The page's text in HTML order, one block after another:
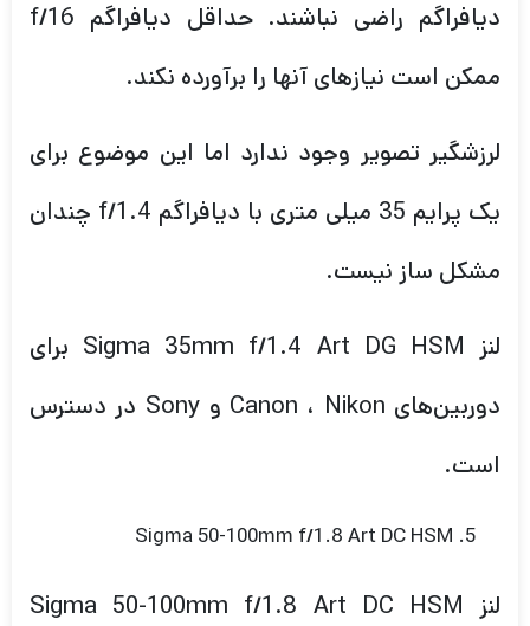
دیافراگم راضی نباشند. حداقل دیافراگم f/16
ممکن است نیازهای آنها را برآورده نکند.
لرزشگیر تصویر وجود ندارد اما این موضوع برای
یک پرایم 35 میلی متری با دیافراگم f/1.4 چندان
مشکل ساز نیست.
لنز Sigma 35mm f/1.4 Art DG HSM برای
دوربین‌های Canon ، Nikon و Sony در دسترس
است.
Sigma 50-100mm f/1.8 Art DC HSM
لنز Sigma 50-100mm f/1.8 Art DC HSM